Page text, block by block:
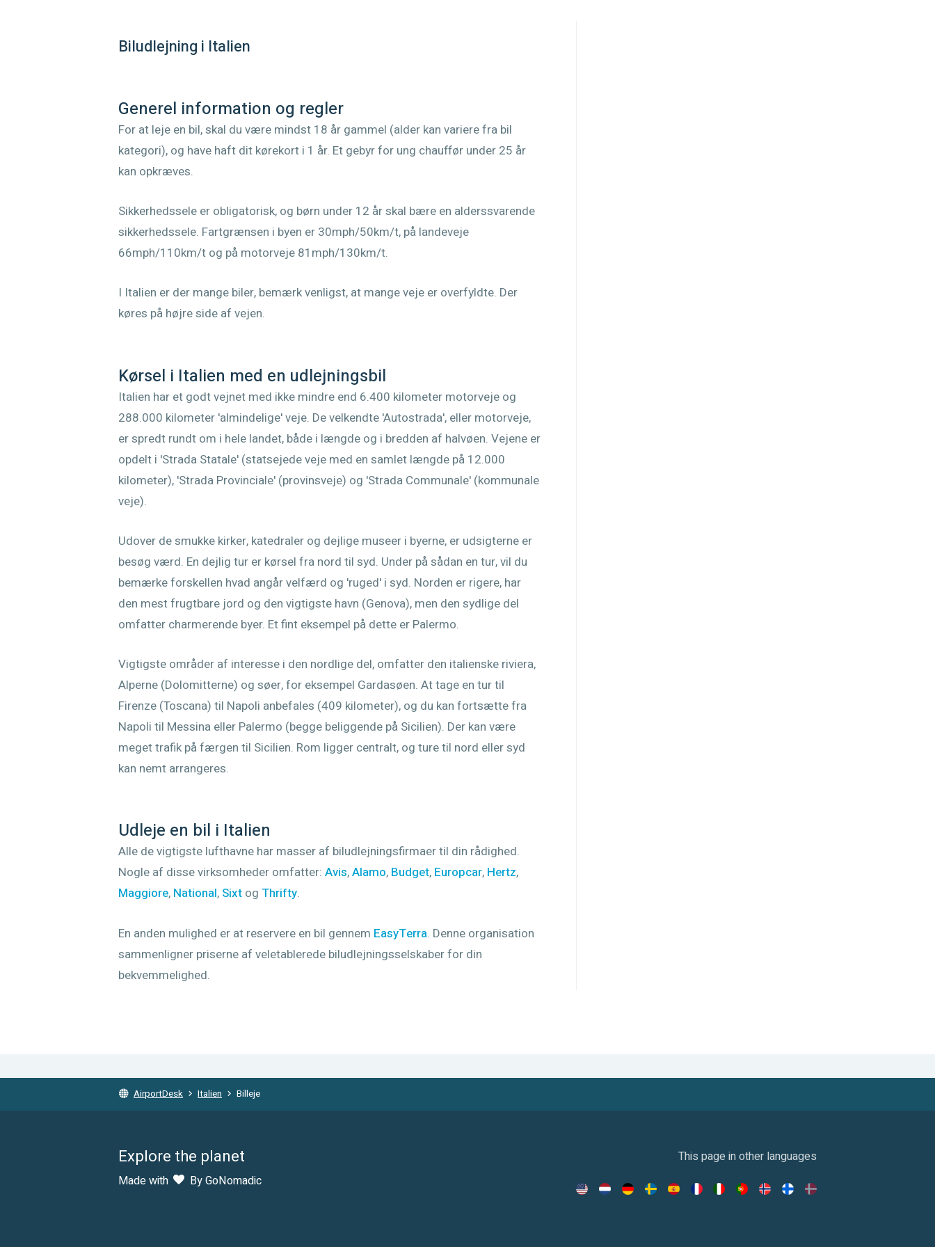
Biludlejning i Italien
Generel information og regler
For at leje en bil, skal du være mindst 18 år gammel (alder kan variere fra bil
kategori), og have haft dit kørekort i 1 år. Et gebyr for ung chauffør under 25 år
kan opkræves.
Sikkerhedssele er obligatorisk, og børn under 12 år skal bære en alderssvarende
sikkerhedssele. Fartgrænsen i byen er 30mph/50km/t, på landeveje
66mph/110km/t og på motorveje 81mph/130km/t.
I Italien er der mange biler, bemærk venligst, at mange veje er overfyldte. Der
køres på højre side af vejen.
Kørsel i Italien med en udlejningsbil
Italien har et godt vejnet med ikke mindre end 6.400 kilometer motorveje og
288.000 kilometer 'almindelige' veje. De velkendte 'Autostrada', eller motorveje,
er spredt rundt om i hele landet, både i længde og i bredden af halvøen. Vejene er
opdelt i 'Strada Statale' (statsejede veje med en samlet længde på 12.000
kilometer), 'Strada Provinciale' (provinsveje) og 'Strada Communale' (kommunale
veje).
Udover de smukke kirker, katedraler og dejlige museer i byerne, er udsigterne er
besøg værd. En dejlig tur er kørsel fra nord til syd. Under på sådan en tur, vil du
bemærke forskellen hvad angår velfærd og 'ruged' i syd. Norden er rigere, har
den mest frugtbare jord og den vigtigste havn (Genova), men den sydlige del
omfatter charmerende byer. Et fint eksempel på dette er Palermo.
Vigtigste områder af interesse i den nordlige del, omfatter den italienske riviera,
Alperne (Dolomitterne) og søer, for eksempel Gardasøen. At tage en tur til
Firenze (Toscana) til Napoli anbefales (409 kilometer), og du kan fortsætte fra
Napoli til Messina eller Palermo (begge beliggende på Sicilien). Der kan være
meget trafik på færgen til Sicilien. Rom ligger centralt, og ture til nord eller syd
kan nemt arrangeres.
Udleje en bil i Italien
Alle de vigtigste lufthavne har masser af biludlejningsfirmaer til din rådighed.
Nogle af disse virksomheder omfatter: Avis,Alamo, Budget, Europcar, Hertz,
Maggiore, National, Sixt og Thrifty.
En anden mulighed er at reservere en bil gennem EasyTerra. Denne organisation
sammenligner priserne af veletablerede biludlejningsselskaber for din
bekvemmelighed.
AirportDesk Italien Billeje
This page in other languages
Explore the planet
Made with By GoNomadic